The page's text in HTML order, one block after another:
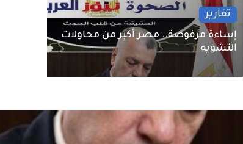
تقارير
إساءة مرفوضة.. مصر أكبر من محاولات
التشويه